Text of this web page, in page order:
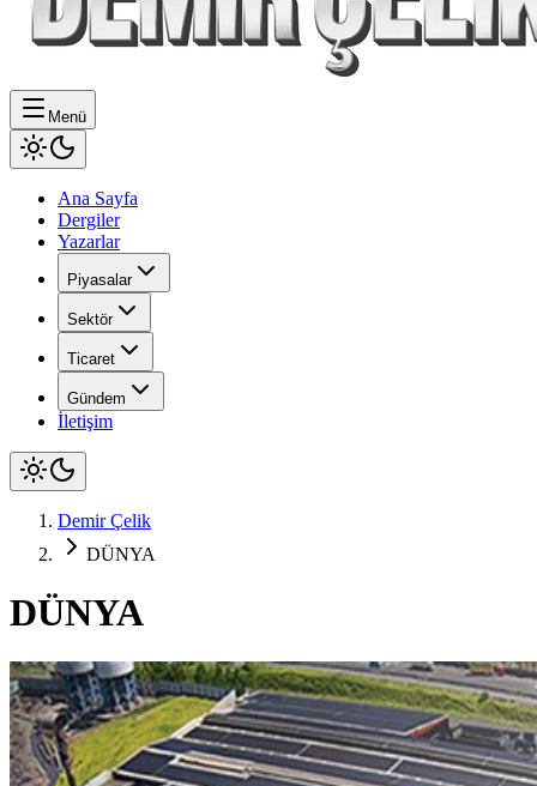
Menü
Ana Sayfa
Dergiler
Yazarlar
Piyasalar
Sektör
Ticaret
Gündem
İletişim
Demir Çelik
DÜNYA
DÜNYA